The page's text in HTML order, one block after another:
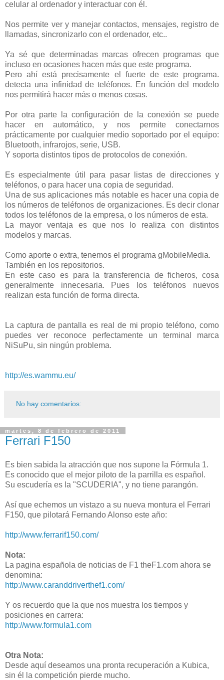
celular al ordenador y interactuar con él.
Nos permite ver y manejar contactos, mensajes, registro de
llamadas, sincronizarlo con el ordenador, etc..
Ya sé que determinadas marcas ofrecen programas que
incluso en ocasiones hacen más que este programa.
Pero ahí está precisamente el fuerte de este programa.
detecta una infinidad de teléfonos. En función del modelo
nos permitirá hacer más o menos cosas.
Por otra parte la configuración de la conexión se puede
hacer en automático, y nos permite conectarnos
prácticamente por cualquier medio soportado por el equipo:
Bluetooth, infrarojos, serie, USB.
Y soporta distintos tipos de protocolos de conexión.
Es especialmente útil para pasar listas de direcciones y
teléfonos, o para hacer una copia de seguridad.
Una de sus aplicaciones más notable es hacer una copia de
los números de teléfonos de organizaciones. Es decir clonar
todos los teléfonos de la empresa, o los números de esta.
La mayor ventaja es que nos lo realiza con distintos
modelos y marcas.
Como aporte o extra, tenemos el programa gMobileMedia.
También en los repositorios.
En este caso es para la transferencia de ficheros, cosa
generalmente innecesaria. Pues los teléfonos nuevos
realizan esta función de forma directa.
La captura de pantalla es real de mi propio teléfono, como
puedes ver reconoce perfectamente un terminal marca
NiSuPu, sin ningún problema.
http://es.wammu.eu/
No hay comentarios:
martes, 8 de febrero de 2011
Ferrari F150
Es bien sabida la atracción que nos supone la Fórmula 1.
Es conocido que el mejor piloto de la parrilla es español.
Su escudería es la "SCUDERIA", y no tiene parangón.
Así que echemos un vistazo a su nueva montura el Ferrari
F150, que pilotará Fernando Alonso este año:
http://www.ferrarif150.com/
Nota:
La pagina española de noticias de F1 theF1.com ahora se
denomina:
http://www.caranddriverthef1.com/
Y os recuerdo que la que nos muestra los tiempos y
posiciones en carrera:
http://www.formula1.com
Otra Nota:
Desde aquí deseamos una pronta recuperación a Kubica,
sin él la competición pierde mucho.